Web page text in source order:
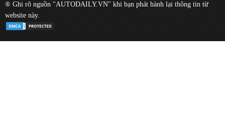
® Ghi rõ nguồn "AUTODAILY.VN" khi bạn phát hành lại thông tin từ
website này.